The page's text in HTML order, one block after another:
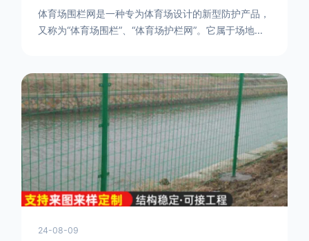
体育场围栏网是一种专为体育场设计的新型防护产品，
又称为“体育场围栏”、“体育场护栏网”。它属于场地围
整。体育场围栏网的材质有很多种，如钢丝绳网、聚酯
纤维网、玻璃纤维网等。不同材质的体育场围栏网具有
不同的特点和优缺点。例如，钢丝绳网具有强度高、耐
腐蚀、耐磨损等特点；聚酯纤维网则具有柔韧性好、透
气性好等特点。体育场围栏网是一种
24-08-09